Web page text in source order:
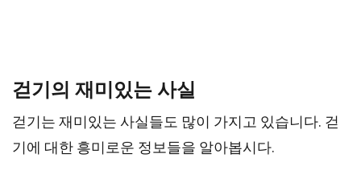
걷기의 재미있는 사실
걷기는 재미있는 사실들도 많이 가지고 있습니다. 걷
기에 대한 흥미로운 정보들을 알아봅시다.